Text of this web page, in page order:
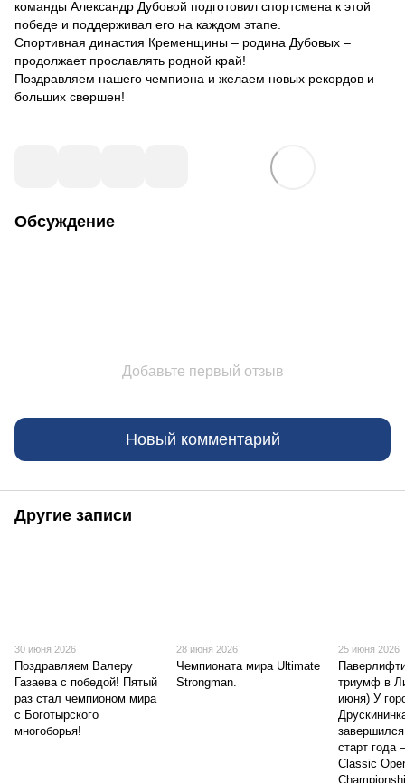
команды Александр Дубовой подготовил спортсмена к этой
победе и поддерживал его на каждом этапе.
Спортивная династия Кременщины – родина Дубовых –
продолжает прославлять родной край!
Поздравляем нашего чемпиона и желаем новых рекордов и
больших свершен!
Обсуждение
Добавьте первый отзыв
Новый комментарий
Другие записи
30 июня 2026
Поздравляем Валеру
Газаева с победой! Пятый
раз стал чемпионом мира
с Боготырского
многоборья!
28 июня 2026
Чемпионата мира Ultimate
Strongman.
25 июня 2026
триумф в
июня) У
старт года
Classic